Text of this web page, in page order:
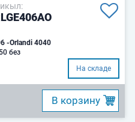
E406 -Orlandi 4040
без
На складе
B корзину